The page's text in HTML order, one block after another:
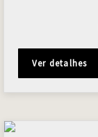
Ver detalhes